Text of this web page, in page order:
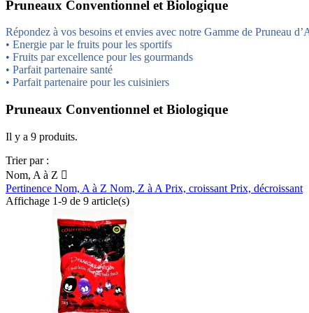
Pruneaux Conventionnel et Biologique
Répondez à vos besoins et envies avec notre Gamme de Pruneau
• Energie par le fruits pour les sportifs
• Fruits par excellence pour les gourmands
• Parfait partenaire santé
• Parfait partenaire pour les cuisiniers
Pruneaux Conventionnel et Biologique
Il y a 9 produits.
Trier par :
Nom, A à Z 
Pertinence Nom, A à Z Nom, Z à A Prix, croissant Prix, décroissant
Affichage 1-9 de 9 article(s)